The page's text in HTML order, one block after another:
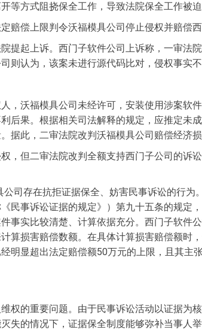
方式阻挠保全工作，导致法院保全工作被
偿上限判令沃福模具公司停止侵权并赔偿
提起上诉。西门子软件公司上诉称，一审法
认为，该案未进行源代码比对，侵权事实
，沃福模具公司未经许可，安装使用涉案软
后果。根据相关司法解释的规定，应推定未
此，二审法院改判沃福模具公司赔偿经济
，但二审法院改判全额支持西门子公司的诉
司存在抗拒证据保全、妨害民事诉讼的行
民事诉讼证据的规定》）第九十五条的规定
事实比较清楚、计算依据充分。西门子软件
算损害赔偿数额。在具体计算损害赔偿额时
明显超出法定赔偿额50万元的上限，且其主
权的重要问题。由于民事诉讼活动以证据为
失的情况下，证据保全制度能够弥补当事人